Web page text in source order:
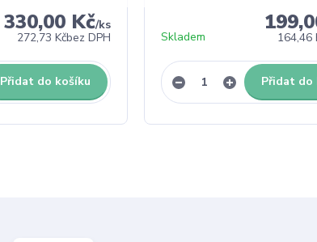
330,00 Kč/ks
272,73 Kčbez DPH
Přidat do košíku
164,46
Skladem
Přidat do